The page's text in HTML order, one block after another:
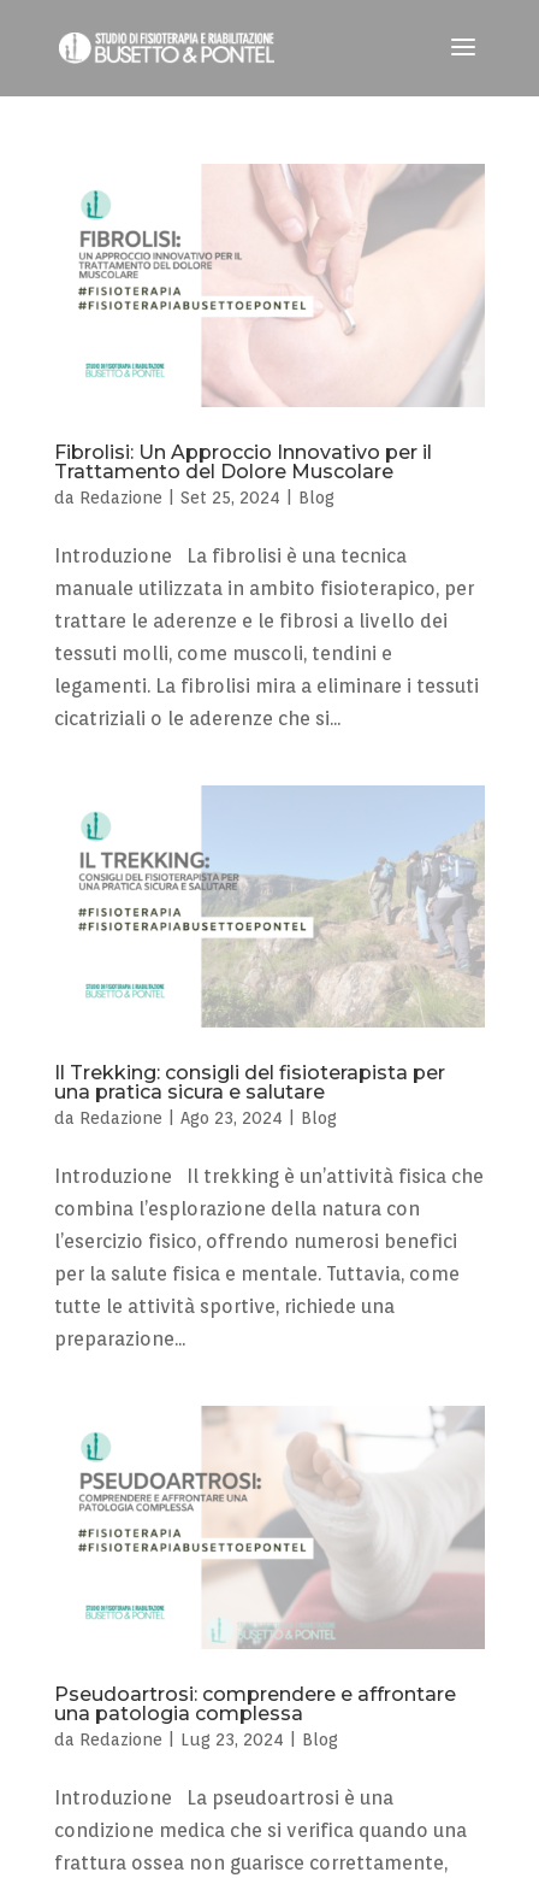
Fibrolisi: Un Approccio Innovativo per il
Trattamento del Dolore Muscolare
da Redazione Set 25, 2024 Blog
Introduzione La fibrolisi è una tecnica
manuale utilizzata in ambito fisioterapico, per
trattare le aderenze e le fibrosi a livello dei
tessuti molli, come muscoli, tendini e
legamenti. La fibrolisi mira a eliminare i tessuti
cicatriziali o le aderenze che si...
Il Trekking: consigli del fisioterapista per
una pratica sicura e salutare
da Redazione Ago 23, 2024 Blog
Introduzione Il trekking è un’attività fisica che
combina l’esplorazione della natura con
l’esercizio fisico, offrendo numerosi benefici
per la salute fisica e mentale. Tuttavia, come
tutte le attività sportive, richiede una
preparazione...
Pseudoartrosi: comprendere e affrontare
una patologia complessa
da Redazione Lug 23, 2024 Blog
Introduzione La pseudoartrosi è una
condizione medica che si verifica quando una
frattura ossea non guarisce correttamente,